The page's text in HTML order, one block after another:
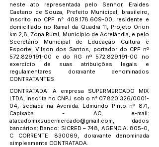
neste ato representada pelo Senhor, Eraides
Caetano de Souza, Prefeito Municipal, brasileiro,
inscrito no CPF n° 409.178.609-00, residente e
domiciliado no Ramal da Quadra 11, Projeto Orion
km 2,8, Zona Rural, Município de Acrelândia, e pelo
Secretário Municipal de Educação Cultura e
Esporte, Vilson dos Santos, portador do CPF nº
572.829.191-00 e do RG nº 572.829.191-00 no
exercício de suas atribuições legais e
regulamentares doravante denominados
CONTRATANTES.
CONTRATADA: A empresa SUPERMERCADO MIX
LTDA, inscrita no CNPJ sob o n° 07.820.326/0001-
04, sediada na Avenida. Edmundo Pinto nº 871,
Capixaba - AC, e-mail:
atacadomixsupermercado@gmail.com , dados
bancários: Banco: SICRED – 748, AGENCIA: 805-0,
C CORRENTE: 830069, doravante denominada
simplesmente CONTRATADA.